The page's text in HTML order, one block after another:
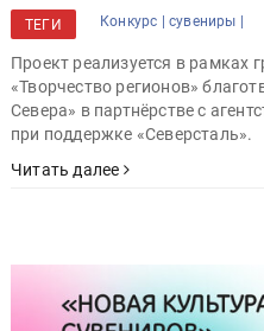
ТЕГИ Конкурс | сувениры |
Проект реализуется в рамках
«Творчество регионов»
Севера» в партнёрстве с
при поддержке «Северсталь».
Читать далее